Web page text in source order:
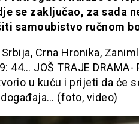
se zaključao, za sada
samoubistvo ručnom
Srbija, Crna Hronika,
44… JOŠ TRAJE
u kuću i prijeti da će
(foto, video)